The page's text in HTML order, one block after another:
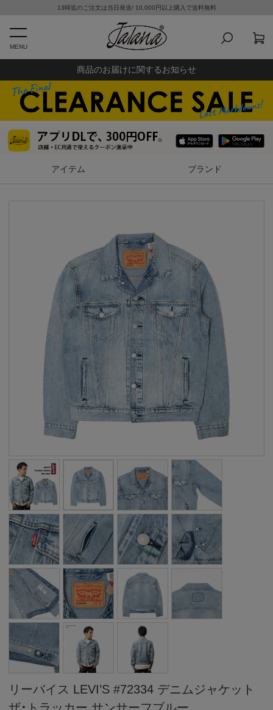
13時迄のご注文は当日発送/ 10,000円以上購入で送料無料
MENU
商品のお届けに関するお知らせ
アイテム ブランド
リーバイス LEVI’S #72334 デニムジャケット